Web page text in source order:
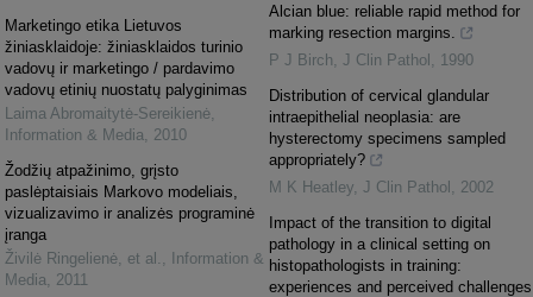
Marketingo etika Lietuvos
žiniasklaidoje: žiniasklaidos turinio
vadovų ir marketingo / pardavimo
vadovų etinių nuostatų palyginimas
Laima Abromaitytė-Sereikienė
Information & Media
2010
Žodžių atpažinimo, grįsto
paslėptaisiais Markovo modeliais,
vizualizavimo ir analizės programinė
įranga
Živilė Ringelienė, et al.
Information &
Media
2011
Alcian blue: reliable rapid method for
marking resection margins.
P J Birch J Clin Pathol
1990
Distribution of cervical glandular
intraepithelial neoplasia: are
hysterectomy specimens sampled
appropriately?
M K Heatley J Clin Pathol
2002
Impact of the transition to digital
pathology in a clinical setting on
histopathologists in training:
experiences and perceived challenges